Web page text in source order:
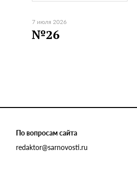
7 июля 2026
№26
По вопросам сайта
redaktor@sarnovosti.ru